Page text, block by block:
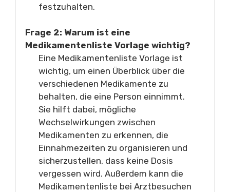
festzuhalten.
Frage 2: Warum ist eine
Medikamentenliste Vorlage wichtig?
Eine Medikamentenliste Vorlage ist
wichtig, um einen Überblick über die
verschiedenen Medikamente zu
behalten, die eine Person einnimmt.
Sie hilft dabei, mögliche
Wechselwirkungen zwischen
Medikamenten zu erkennen, die
Einnahmezeiten zu organisieren und
sicherzustellen, dass keine Dosis
vergessen wird. Außerdem kann die
Medikamentenliste bei Arztbesuchen